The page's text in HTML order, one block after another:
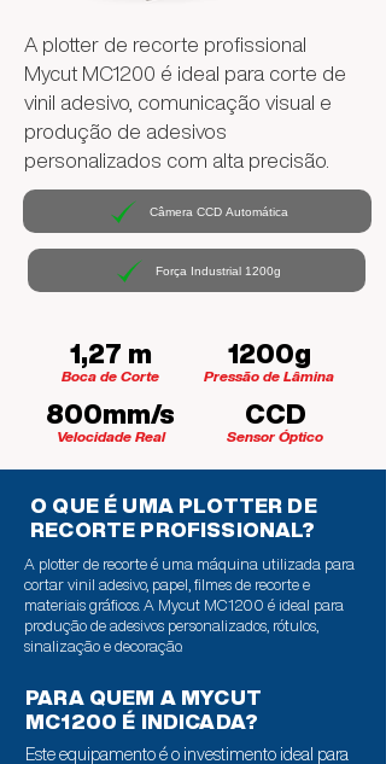
A plotter de recorte profissional
Mycut MC1200 é ideal para corte de
vinil adesivo, comunicação visual e
produção de adesivos
personalizados com alta precisão.
Câmera CCD Automática
Força Industrial 1200g
1,27 m
Boca de Corte
800mm/s
Velocidade Real
1200g
Pressão de Lâmina
CCD
Sensor Óptico
O QUE É UMA PLOTTER DE
RECORTE PROFISSIONAL?
A plotter de recorte é uma máquina utilizada para
cortar vinil adesivo, papel, filmes de recorte e
materiais gráficos. A Mycut MC1200 é ideal para
produção de adesivos personalizados, rótulos,
sinalização e decoração.
PARA QUEM A MYCUT
MC1200 É INDICADA?
Este equipamento é o investimento ideal para